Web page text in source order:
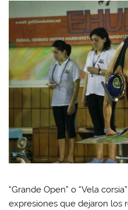
“Grande Open” o “Vela
expresiones que dejaron los